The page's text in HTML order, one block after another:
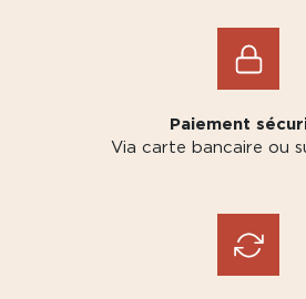
Paiement
Via carte bancaire ou